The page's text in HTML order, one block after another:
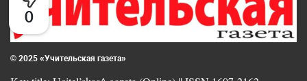
0
© 2025 «Учительская газета»